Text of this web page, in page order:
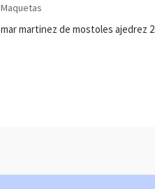
Maquetas
mar martinez de mostoles ajedrez 2